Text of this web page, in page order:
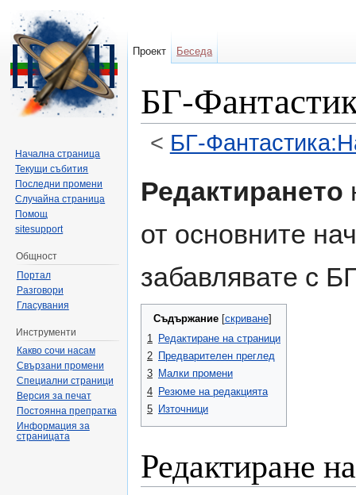
БГ-
< БГ-
Редактирането
от основните
забавлявате с
Съдържание[скриване]
1
Редактиране на страници
2 Предварителен преглед
3 Малки промени
4 Резюме на редакцията
5 Източници
Редактиране
Проект Беседа
Начална страница
Текущи събития
Последни промени
Случайна страница
Помощ
sitesupport
Общност
Портал
Разговори
Гласувания
Инструменти
Какво сочи насам
Свързани промени
Специални страници
Версия за печат
Постоянна препратка
Информация за
страницата